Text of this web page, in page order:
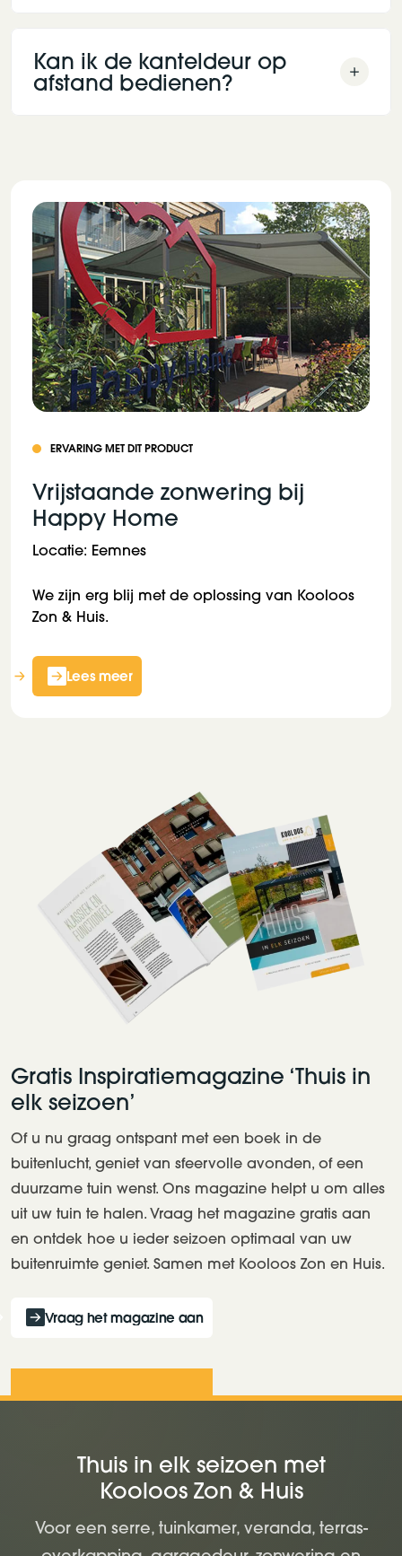
Kan ik de kanteldeur op
afstand bedienen?
ERVARING MET DIT PRODUCT
Vrijstaande zonwering bij
Happy Home
Locatie: Eemnes
We zijn erg blij met de oplossing van Kooloos
Zon & Huis.
Lees meer
Gratis Inspiratiemagazine ‘Thuis in
elk seizoen’
Of u nu graag ontspant met een boek in de
buitenlucht, geniet van sfeervolle avonden, of een
duurzame tuin wenst. Ons magazine helpt u om alles
uit uw tuin te halen. Vraag het magazine gratis aan
en ontdek hoe u ieder seizoen optimaal van uw
buitenruimte geniet. Samen met Kooloos Zon en Huis.
Vraag het magazine aan
Thuis in elk seizoen met
Kooloos Zon & Huis
Voor een serre, tuinkamer, veranda, terras-